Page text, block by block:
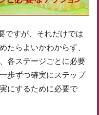
ですが、それだけでは
たらよいかわからず、
各ステージごとに必要
歩ずつ確実にステップ
にするために必要で